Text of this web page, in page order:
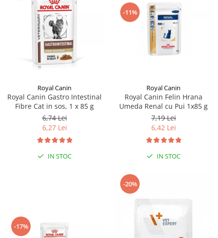
Royal Canin
Royal Canin Gastro Intestinal
Fibre Cat in sos, 1 x 85 g
6,74 Lei
6,27 Lei
IN STOC
-11%
Royal Canin
Royal Canin Felin Hrana
Umeda Renal cu Pui 1x85 g
7,19 Lei
6,42 Lei
IN STOC
-17%
-20%